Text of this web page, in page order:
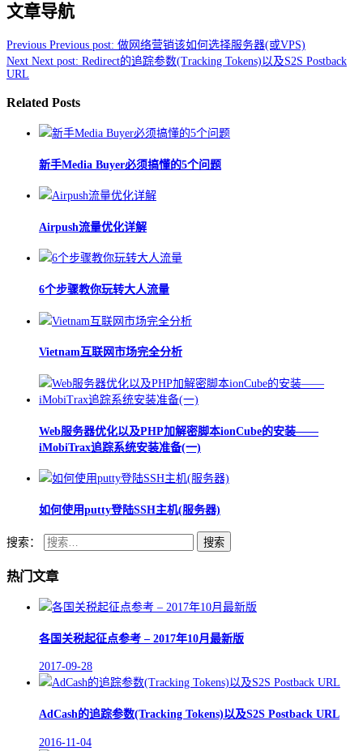
文章导航
Previous Previous post: 做网络营销该如何选择服务器(或VPS)
Next Next post: Redirect的追踪参数(Tracking Tokens)以及S2S Postback
URL
Related Posts
新手Media Buyer必须搞懂的5个问题
Airpush流量优化详解
6个步骤教你玩转大人流量
Vietnam互联网市场完全分析
Web服务器优化以及PHP加解密脚本ionCube的安装——
iMobiTrax追踪系统安装准备(一)
如何使用putty登陆SSH主机(服务器)
搜索：
热门文章
各国关税起征点参考 – 2017年10月最新版
2017-09-28
AdCash的追踪参数(Tracking Tokens)以及S2S Postback URL
2016-11-04